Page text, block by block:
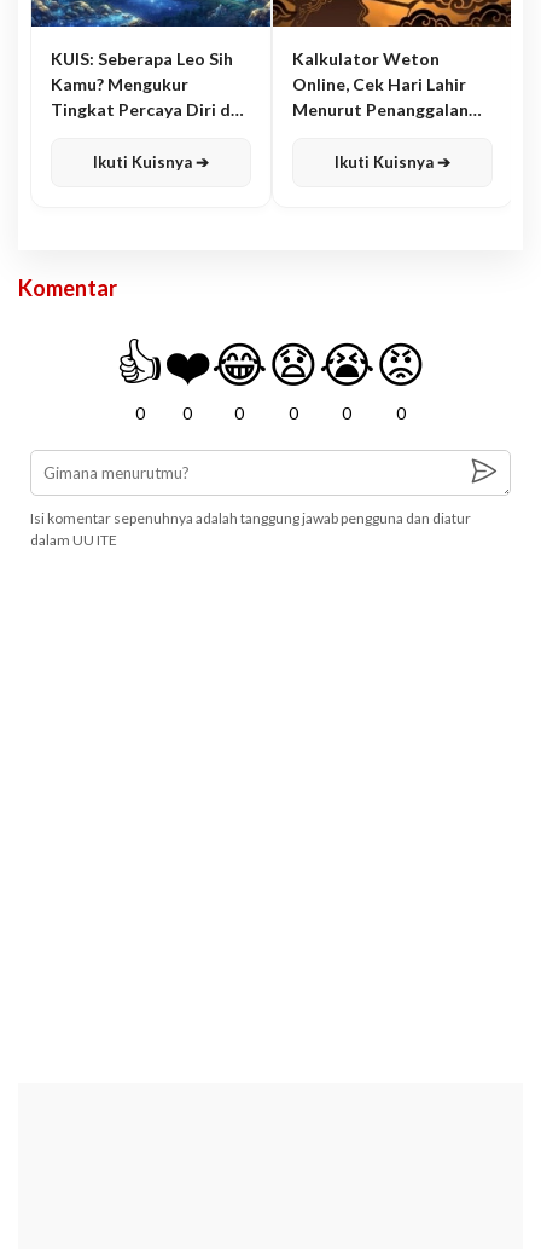
KUIS: Seberapa Leo Sih
Kamu? Mengukur
Tingkat Percaya Diri dan
Ikuti Kuisnya ➔
Kalkulator Weton
Online, Cek Hari Lahir
Menurut Penanggalan
Ikuti Kuisnya ➔
Komentar
👍
0
❤️
0
😂
0
😧
0
😭
0
😡
0
Isi komentar sepenuhnya adalah tanggung jawab pengguna dan diatur
dalam UU ITE